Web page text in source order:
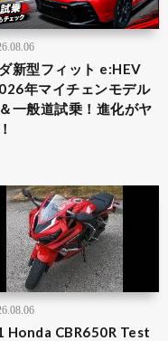
新型フィット e:HEV
年マイチェンモデル
一般道試乗！進化がヤ
Honda CBR650R Test